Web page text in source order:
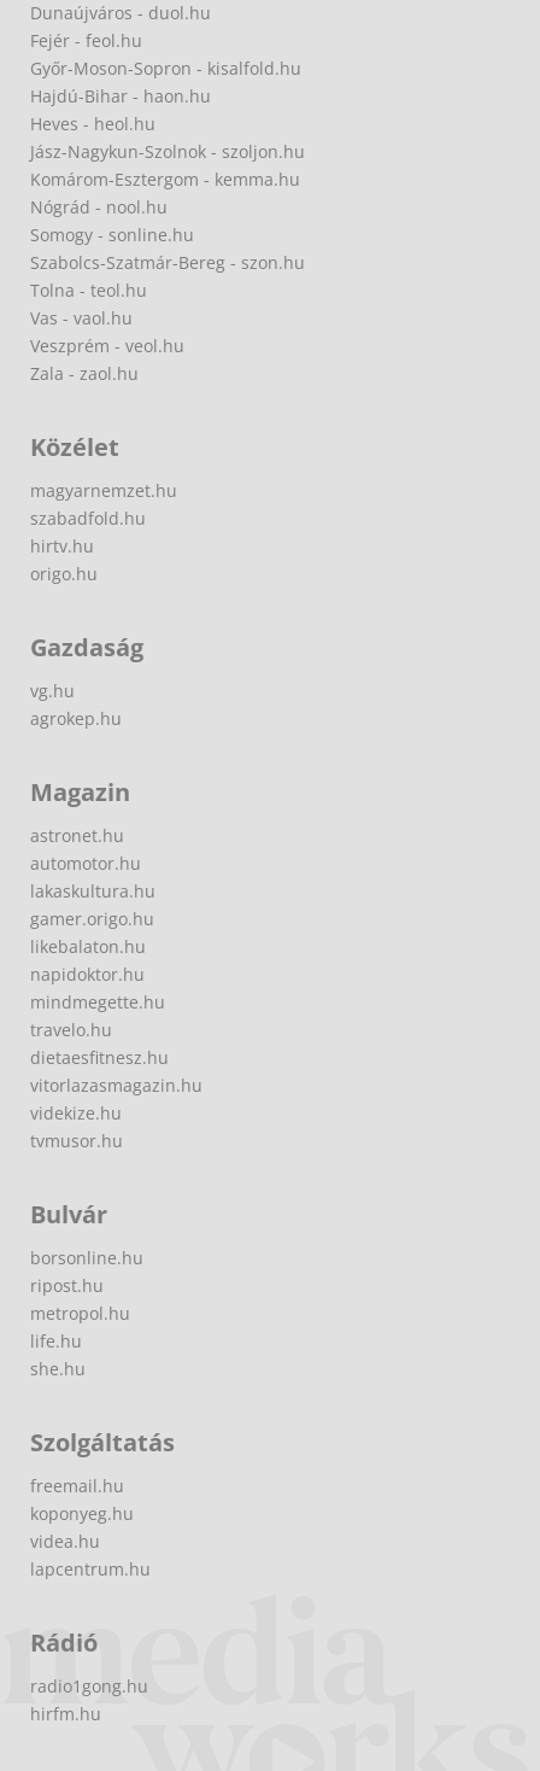
Dunaújváros - duol.hu
Fejér - feol.hu
Győr-Moson-Sopron - kisalfold.hu
Hajdú-Bihar - haon.hu
Heves - heol.hu
Jász-Nagykun-Szolnok - szoljon.hu
Komárom-Esztergom - kemma.hu
Nógrád - nool.hu
Somogy - sonline.hu
Szabolcs-Szatmár-Bereg - szon.hu
Tolna - teol.hu
Vas - vaol.hu
Veszprém - veol.hu
Zala - zaol.hu
Közélet
magyarnemzet.hu
szabadfold.hu
hirtv.hu
origo.hu
Gazdaság
vg.hu
agrokep.hu
Magazin
astronet.hu
automotor.hu
lakaskultura.hu
gamer.origo.hu
likebalaton.hu
napidoktor.hu
mindmegette.hu
travelo.hu
dietaesfitnesz.hu
vitorlazasmagazin.hu
videkize.hu
tvmusor.hu
Bulvár
borsonline.hu
ripost.hu
metropol.hu
life.hu
she.hu
Szolgáltatás
freemail.hu
koponyeg.hu
videa.hu
lapcentrum.hu
Rádió
radio1gong.hu
hirfm.hu